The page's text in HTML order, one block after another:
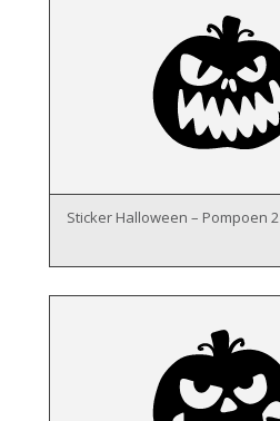
Sticker Halloween – Pompoen 2